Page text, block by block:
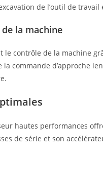
de l’outil de
la machine
le contrôle de la machine
la commande d’approche
hautes performances
de série et son